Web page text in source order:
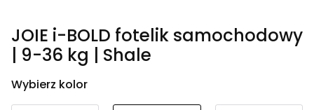
JOIE i-BOLD fotelik samochodowy
| 9-36 kg | Shale
Wybierz kolor